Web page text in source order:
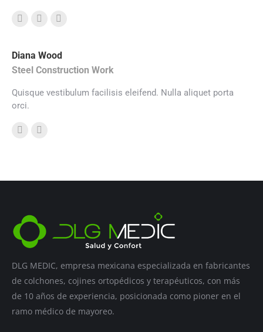
E-
Facebook
X
Diana Wood
Steel Construction Work
Quisque vestibulum facilisis eleifend. Nulla aliquet porta
orci.
Facebook
X
DLG MEDIC, empresa mexicana especializada en fabricantes
de colchones, cojines ortopédicos y terapéuticos, con más
de 10 años de experiencia, posicionada como pioner en el
ramo médico de mayoreo.